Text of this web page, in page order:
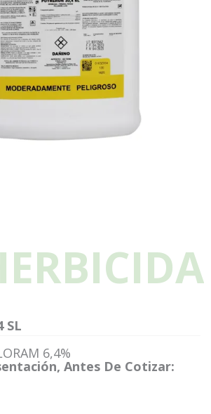
SL
6,4%
Antes De Cotizar: